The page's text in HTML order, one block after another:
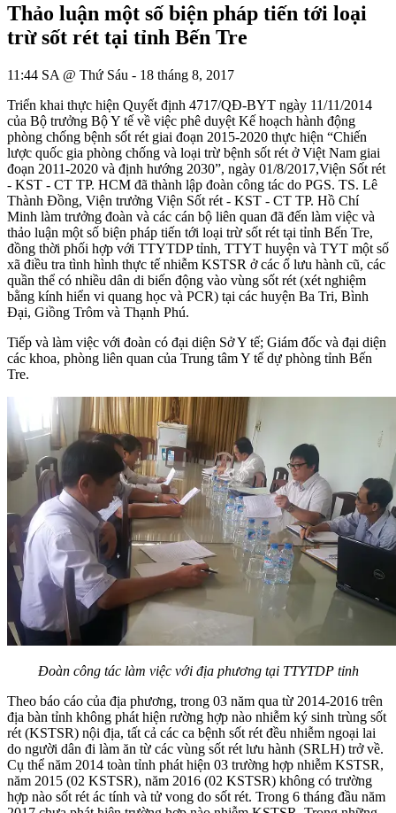
Thảo luận một số biện pháp tiến tới loại
trừ sốt rét tại tỉnh Bến Tre
11:44 SA @ Thứ Sáu - 18 tháng 8, 2017
Triển khai thực hiện Quyết định 4717/QĐ-BYT ngày 11/11/2014
của Bộ trưởng Bộ Y tế về việc phê duyệt Kế hoạch hành động
phòng chống bệnh sốt rét giai đoạn 2015-2020 thực hiện “Chiến
lược quốc gia phòng chống và loại trừ bệnh sốt rét ở Việt Nam giai
đoạn 2011-2020 và định hướng 2030”, ngày 01/8/2017,Viện Sốt rét
- KST - CT TP. HCM đã thành lập đoàn công tác do PGS. TS. Lê
Thành Đồng, Viện trưởng Viện Sốt rét - KST - CT TP. Hồ Chí
Minh làm trưởng đoàn và các cán bộ liên quan đã đến làm việc và
thảo luận một số biện pháp tiến tới loại trừ sốt rét tại tỉnh Bến Tre,
đồng thời phối hợp với TTYTDP tỉnh, TTYT huyện và TYT một số
xã điều tra tình hình thực tế nhiễm KSTSR ở các ổ lưu hành cũ, các
quần thể có nhiều dân di biến động vào vùng sốt rét (xét nghiệm
bằng kính hiển vi quang học và PCR) tại các huyện Ba Tri, Bình
Đại, Giồng Trôm và Thạnh Phú.
Tiếp và làm việc với đoàn có đại diện Sở Y tế; Giám đốc và đại diện
các khoa, phòng liên quan của Trung tâm Y tế dự phòng tỉnh Bến
Tre.
Đoàn công tác làm việc với địa phương tại TTYTDP tỉnh
Theo báo cáo của địa phương, trong 03 năm qua từ 2014-2016 trên
địa bàn tỉnh không phát hiện rường hợp nào nhiễm ký sinh trùng sốt
rét (KSTSR) nội địa, tất cả các ca bệnh sốt rét đều nhiễm ngoại lai
do người dân đi làm ăn từ các vùng sốt rét lưu hành (SRLH) trở về.
Cụ thể năm 2014 toàn tỉnh phát hiện 03 trường hợp nhiễm KSTSR,
năm 2015 (02 KSTSR), năm 2016 (02 KSTSR) không có trường
hợp nào sốt rét ác tính và tử vong do sốt rét. Trong 6 tháng đầu năm